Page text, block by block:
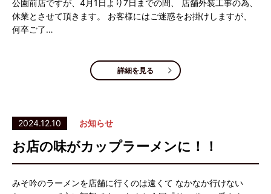
公園前店ですが、4月1日より7日までの間、 店舗外装工事の為、
休業とさせて頂きます。 お客様にはご迷惑をお掛けしますが、
何卒ご了…
詳細を見る
2024.12.10 お知らせ
お店の味がカップラーメンに！！
みそ吟のラーメンを店舗に行くのは遠くて なかなか行けない